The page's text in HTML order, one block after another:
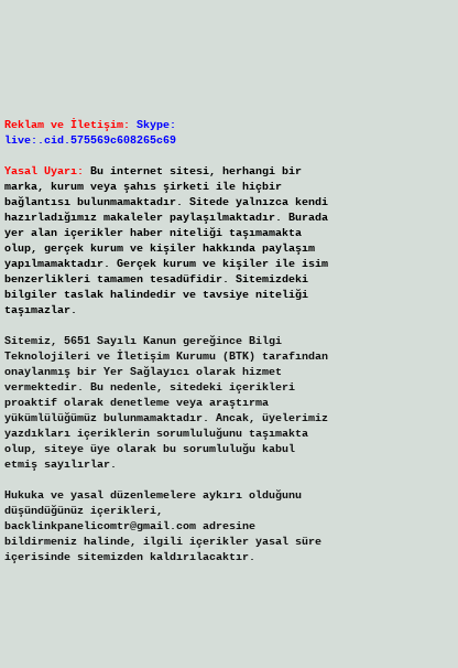
Reklam ve İletişim:
Skype:
live:.cid.575569c608265c69
Yasal Uyarı:
Bu internet sitesi, herhangi bir
marka, kurum veya şahıs şirketi ile hiçbir
bağlantısı bulunmamaktadır. Sitede yalnızca kendi
hazırladığımız makaleler paylaşılmaktadır. Burada
yer alan içerikler haber niteliği taşımamakta
olup, gerçek kurum ve kişiler hakkında paylaşım
yapılmamaktadır. Gerçek kurum ve kişiler ile isim
benzerlikleri tamamen tesadüfidir. Sitemizdeki
bilgiler taslak halindedir ve tavsiye niteliği
taşımazlar.
Sitemiz, 5651 Sayılı Kanun gereğince Bilgi
Teknolojileri ve İletişim Kurumu (BTK) tarafından
onaylanmış bir Yer Sağlayıcı olarak hizmet
vermektedir. Bu nedenle, sitedeki içerikleri
proaktif olarak denetleme veya araştırma
yükümlülüğümüz bulunmamaktadır. Ancak, üyelerimiz
yazdıkları içeriklerin sorumluluğunu taşımakta
olup, siteye üye olarak bu sorumluluğu kabul
etmiş sayılırlar.
Hukuka ve yasal düzenlemelere aykırı olduğunu
düşündüğünüz içerikleri,
backlinkpanelicomtr@gmail.comadresine
bildirmeniz halinde, ilgili içerikler yasal süre
içerisinde sitemizden kaldırılacaktır.